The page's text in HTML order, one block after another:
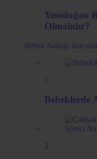
Yenidoğan
Olmalıdır?
Bebek Sağlığı tüm
1
Bebeklerde
2